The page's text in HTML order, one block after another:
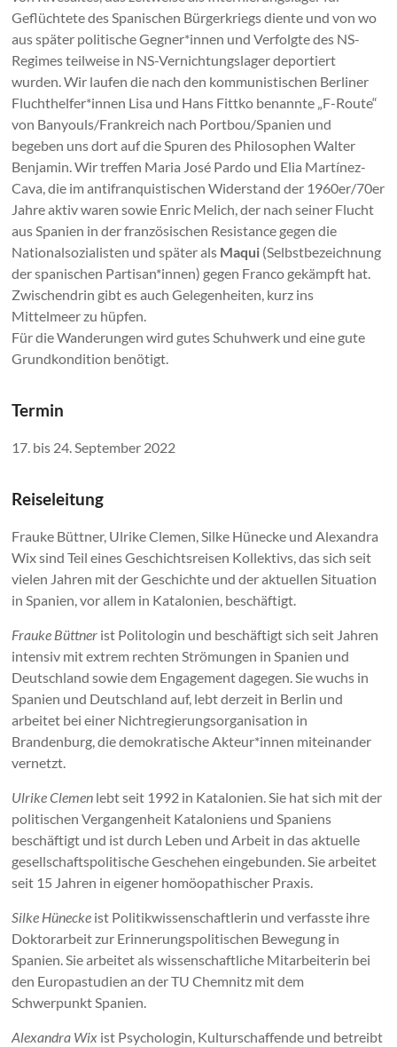
Geflüchtete des Spanischen Bürgerkriegs diente und von wo
aus später politische Gegner*innen und Verfolgte des NS-
Regimes teilweise in NS-Vernichtungslager deportiert
wurden. Wir laufen die nach den kommunistischen Berliner
Fluchthelfer*innen Lisa und Hans Fittko benannte „F-Route“
von Banyouls/Frankreich nach Portbou/Spanien und
begeben uns dort auf die Spuren des Philosophen Walter
Benjamin. Wir treffen Maria José Pardo und Elia Martínez-
Cava, die im antifranquistischen Widerstand der 1960er/70er
Jahre aktiv waren sowie Enric Melich, der nach seiner Flucht
aus Spanien in der französischen Resistance gegen die
Nationalsozialisten und später als Maqui (Selbstbezeichnung
der spanischen Partisan*innen) gegen Franco gekämpft hat.
Zwischendrin gibt es auch Gelegenheiten, kurz ins
Mittelmeer zu hüpfen.
Für die Wanderungen wird gutes Schuhwerk und eine gute
Grundkondition benötigt.
Termin
17. bis 24. September 2022
Reiseleitung
Frauke Büttner, Ulrike Clemen, Silke Hünecke und Alexandra
Wix sind Teil eines Geschichtsreisen Kollektivs, das sich seit
vielen Jahren mit der Geschichte und der aktuellen Situation
in Spanien, vor allem in Katalonien, beschäftigt.
Frauke Büttner ist Politologin und beschäftigt sich seit Jahren
intensiv mit extrem rechten Strömungen in Spanien und
Deutschland sowie dem Engagement dagegen. Sie wuchs in
Spanien und Deutschland auf, lebt derzeit in Berlin und
arbeitet bei einer Nichtregierungsorganisation in
Brandenburg, die demokratische Akteur*innen miteinander
vernetzt.
Ulrike Clemen lebt seit 1992 in Katalonien. Sie hat sich mit der
politischen Vergangenheit Kataloniens und Spaniens
beschäftigt und ist durch Leben und Arbeit in das aktuelle
gesellschaftspolitische Geschehen eingebunden. Sie arbeitet
seit 15 Jahren in eigener homöopathischer Praxis.
Silke Hünecke ist Politikwissenschaftlerin und verfasste ihre
Doktorarbeit zur Erinnerungspolitischen Bewegung in
Spanien. Sie arbeitet als wissenschaftliche Mitarbeiterin bei
den Europastudien an der TU Chemnitz mit dem
Schwerpunkt Spanien.
Alexandra Wix ist Psychologin, Kulturschaffende und betreibt